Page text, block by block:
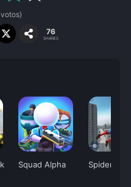
76
SHARES
Squad Alpha Spider